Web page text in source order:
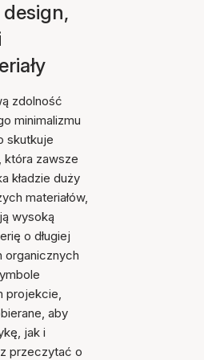
zdolność
minimalizmu
skutkuje
która zawsze
kładzie duży
materiałów,
wysoką
o długiej
organicznych
projekcie,
aby
jak i
przeczytać o